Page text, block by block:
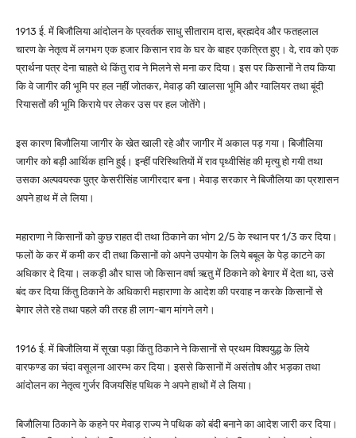
1913 ई. में बिजौलिया आंदोलन के प्रवर्तक साधु सीताराम दास, ब्रह्मदेव और फतहलाल
चारण के नेतृत्व में लगभग एक हजार किसान राव के घर के बाहर एकत्रित हुए। वे, राव को एक
प्रार्थना पत्र देना चाहते थे किंतु राव ने मिलने से मना कर दिया। इस पर किसानों ने तय किया
कि वे जागीर की भूमि पर हल नहीं जोतकर, मेवाड़ की खालसा भूमि और ग्वालियर तथा बूंदी
रियासतों की भूमि किराये पर लेकर उस पर हल जोतेंगे।
इस कारण बिजौलिया जागीर के खेत खाली रहे और जागीर में अकाल पड़ गया। बिजौलिया
जागीर को बड़ी आर्थिक हानि हुई। इन्हीं परिस्थितियों में राव पृथ्वीसिंह की मृत्यु हो गयी तथा
उसका अल्पवयस्क पुत्र केसरीसिंह जागीरदार बना। मेवाड़ सरकार ने बिजौलिया का प्रशासन
अपने हाथ में ले लिया।
महाराणा ने किसानों को कुछ राहत दी तथा ठिकाने का भोग 2/5 के स्थान पर 1/3 कर दिया।
फलों के कर में कमी कर दी तथा किसानों को अपने उपयोग के लिये बबूल के पेड़ काटने का
अधिकार दे दिया। लकड़ी और घास जो किसान वर्षा ऋतु में ठिकाने को बेगार में देता था, उसे
बंद कर दिया किंतु ठिकाने के अधिकारी महाराणा के आदेश की परवाह न करके किसानों से
बेगार लेते रहे तथा पहले की तरह ही लाग-बाग मांगने लगे।
1916 ई. में बिजौलिया में सूखा पड़ा किंतु ठिकाने ने किसानों से प्रथम विश्वयुद्ध के लिये
वारफण्ड का चंदा वसूलना आरम्भ कर दिया। इससे किसानों में असंतोष और भड़का तथा
आंदोलन का नेतृत्व गुर्जर विजयसिंह पथिक ने अपने हाथों में ले लिया।
बिजौलिया ठिकाने के कहने पर मेवाड़ राज्य ने पथिक को बंदी बनाने का आदेश जारी कर दिया।